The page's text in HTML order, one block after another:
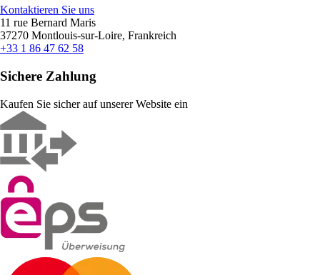
Kontaktieren Sie uns
11 rue Bernard Maris
37270 Montlouis-sur-Loire, Frankreich
+33 1 86 47 62 58
Sichere Zahlung
Kaufen Sie sicher auf unserer Website ein